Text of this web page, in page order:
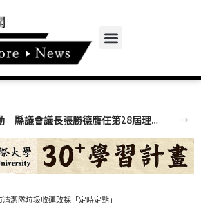
宜蘭縣商業會龍頭異動 縣議會議長張勝德膺任第28屆理事長
潔隊垃圾收運改採「定時定點」